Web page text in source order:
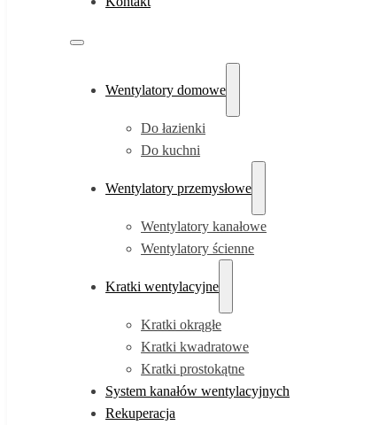
Wentylatory domowe
Do łazienki
Do kuchni
Wentylatory przemysłowe
Wentylatory kanałowe
Wentylatory ścienne
Kratki wentylacyjne
Kratki okrągłe
Kratki kwadratowe
Kratki prostokątne
System kanałów wentylacyjnych
Rekuperacja